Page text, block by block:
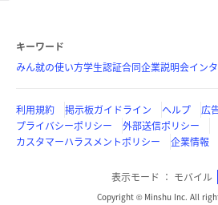
キーワード
みん就の使い方学生認証合同企業説明会イン
利用規約 掲示板ガイドライン ヘルプ 広
プライバシーポリシー
外部送信ポリシー
カスタマーハラスメントポリシー
企業情報
表示モード モバイル
Copyright © Minshu Inc. All